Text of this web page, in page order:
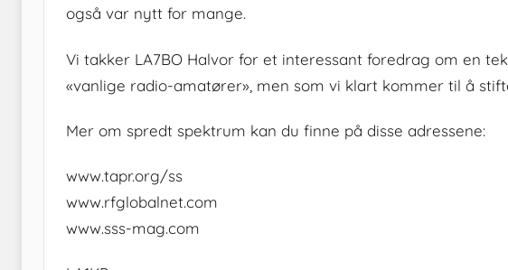
også var nytt for mange.
Vi takker LA7BO Halvor for et interessant foredrag om en
«vanlige radio-amatører», men som vi klart kommer til å
Mer om spredt spektrum kan du finne på disse adressene:
www.tapr.org/ss
www.rfglobalnet.com
www.sss-mag.com